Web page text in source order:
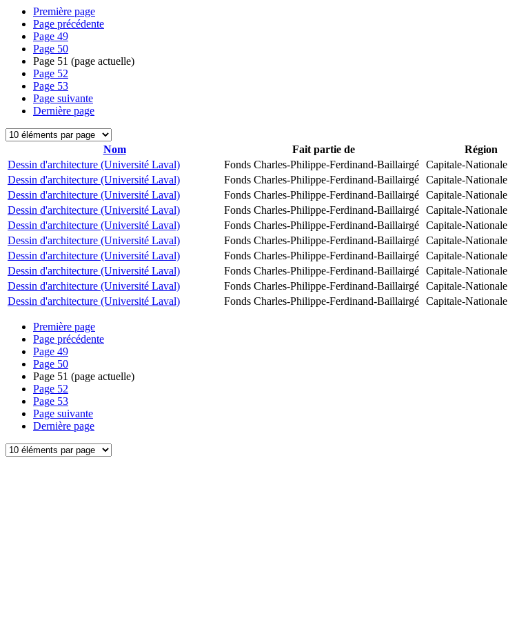
Première page
Page précédente
Page 49
Page 50
Page 51 (page actuelle)
Page 52
Page 53
Page suivante
Dernière page
Nom Fait partie de Région
Dessin d'architecture (Université Laval)
Fonds Charles-Philippe-Ferdinand-Baillairgé Capitale-Nationale
Dessin d'architecture (Université Laval)
Fonds Charles-Philippe-Ferdinand-Baillairgé Capitale-Nationale
Dessin d'architecture (Université Laval)
Fonds Charles-Philippe-Ferdinand-Baillairgé Capitale-Nationale
Dessin d'architecture (Université Laval)
Fonds Charles-Philippe-Ferdinand-Baillairgé Capitale-Nationale
Dessin d'architecture (Université Laval)
Fonds Charles-Philippe-Ferdinand-Baillairgé Capitale-Nationale
Dessin d'architecture (Université Laval)
Fonds Charles-Philippe-Ferdinand-Baillairgé Capitale-Nationale
Dessin d'architecture (Université Laval)
Fonds Charles-Philippe-Ferdinand-Baillairgé Capitale-Nationale
Dessin d'architecture (Université Laval)
Fonds Charles-Philippe-Ferdinand-Baillairgé Capitale-Nationale
Dessin d'architecture (Université Laval)
Fonds Charles-Philippe-Ferdinand-Baillairgé Capitale-Nationale
Dessin d'architecture (Université Laval)
Fonds Charles-Philippe-Ferdinand-Baillairgé Capitale-Nationale
Première page
Page précédente
Page 49
Page 50
Page 51 (page actuelle)
Page 52
Page 53
Page suivante
Dernière page